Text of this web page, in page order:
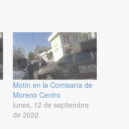
Motín en la Comisaría de
Moreno Centro
lunes, 12 de septiembre
de 2022